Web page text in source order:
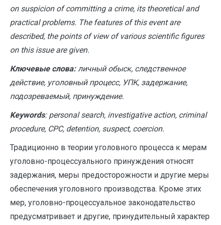
on suspicion of committing a crime, its theoretical and
practical problems. The features of this event are
described, the points of view of various scientific figures
on this issue are given.
Ключевые слова:личный обыск, следственное
действие, уголовный процесс, УПК, задержание,
подозреваемый, принуждение.
Keywords: personal search, investigative action, criminal
procedure, CPC, detention, suspect, coercion.
Традиционно в теории уголовного процесса к мерам
уголовно-процессуального принуждения относят
задержания, меры предосторожности и другие меры
обеспечения уголовного производства. Кроме этих
мер, уголовно-процессуальное законодательство
предусматривает и другие, принудительный характер